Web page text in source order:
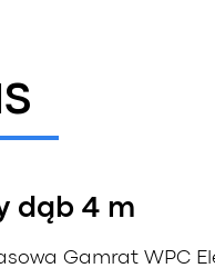
dąb 4 m
Gamrat WPC